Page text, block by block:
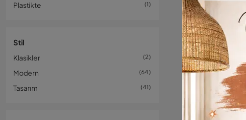
Plastikte 1
Stil
Klasikler 2
Modern 64
Tasarım 41